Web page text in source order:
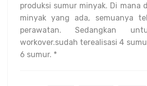
produksi sumur minyak. Di mana
minyak yang ada, semuanya
perawatan. Sedangkan
workover.sudah terealisasi 4
6 sumur. *